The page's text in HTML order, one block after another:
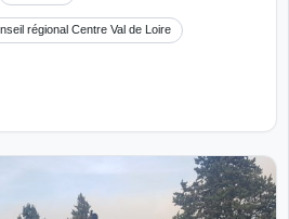
régional Centre Val de Loire